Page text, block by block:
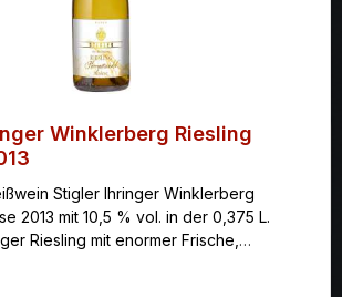
Winklerberg Riesling
Stigler Ihringer Winklerberg
2013 mit 10,5 % vol. in der 0,375 L.
Riesling mit enormer Frische,
der fruchtsüßen, nach
Aprikose schmeckenden natürlichen